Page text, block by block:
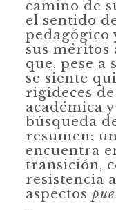
camino de
el sentido
pedagógico
sus méritos
que, pese a
se siente
rigideces
académica
búsqueda
resumen:
encuentra
transición,
resistencia
aspectos